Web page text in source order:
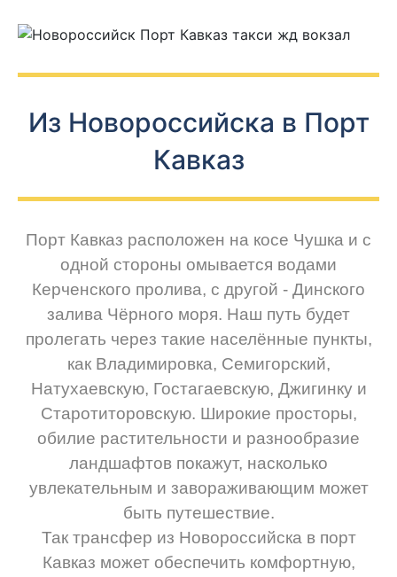
Из Новороссийска в Порт
Кавказ
Порт Кавказ расположен на косе Чушка и с
одной стороны омывается водами
Керченского пролива, с другой - Динского
залива Чёрного моря. Наш путь будет
пролегать через такие населённые пункты,
как Владимировка, Семигорский,
Натухаевскую, Гостагаевскую, Джигинку и
Старотиторовскую. Широкие просторы,
обилие растительности и разнообразие
ландшафтов покажут, насколько
увлекательным и завораживающим может
быть путешествие.
Так трансфер из Новороссийска в порт
Кавказ может обеспечить комфортную,